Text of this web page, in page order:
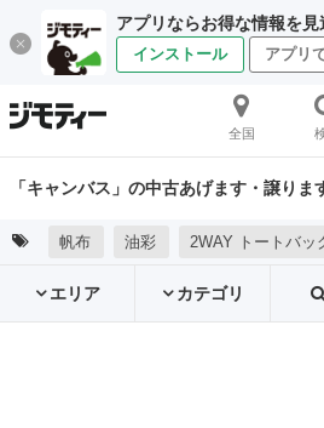
アプリならお得な情報を見
インストール アプリ
全国
「キャンバス」の中古あげます・譲りま
帆布 油彩 2WAY トートバッ
エリア カテゴリ